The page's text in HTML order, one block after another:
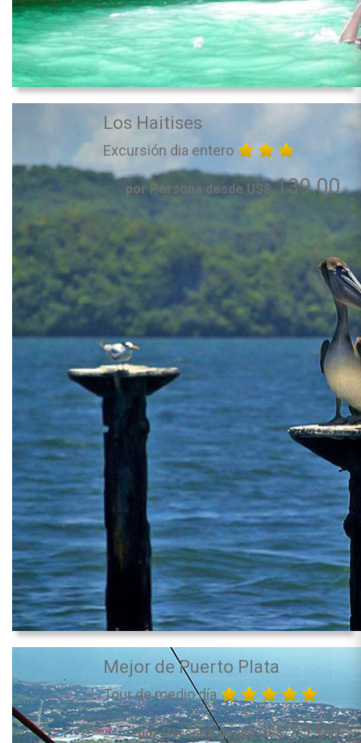
Los Haitises
Excursión dia entero
por Persona desde US$139.00
Mejor de Puerto Plata
Tour de medio día
por Persona desde US$73.00